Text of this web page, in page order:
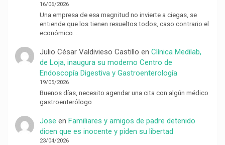
16/06/2026
Una empresa de esa magnitud no invierte a ciegas, se
entiende que los tienen resueltos todos, caso contrario el
económico…
Julio César Valdivieso Castillo en Clínica Medilab,
de Loja, inaugura su moderno Centro de
Endoscopía Digestiva y Gastroenterología
19/05/2026
Buenos días, necesito agendar una cita con algún médico
gastroenterólogo
Jose en Familiares y amigos de padre detenido
dicen que es inocente y piden su libertad
23/04/2026